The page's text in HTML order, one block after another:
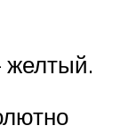
желтый.